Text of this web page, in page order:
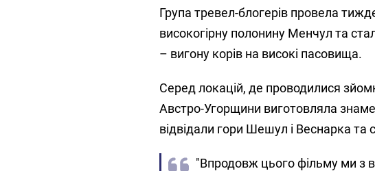
Група тревел-блогерів провела
високогірну полонину Менчул та
– вигону корів на високі пасовища.
Серед локацій, де проводилися
Австро-Угорщини виготовляла
відвідали гори Шешул і Веснарка та
"Впродовж цього фільму ми з